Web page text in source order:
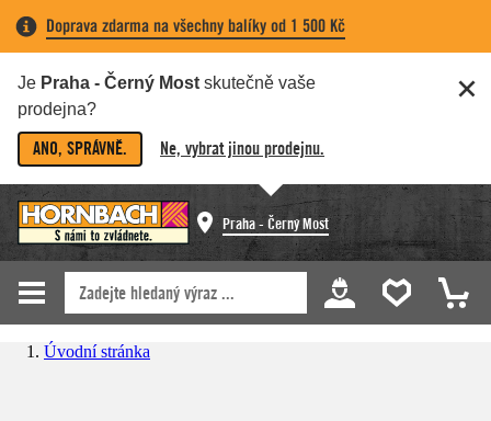
Doprava zdarma na všechny balíky od 1 500 Kč
Je Praha - Černý Most skutečně vaše
prodejna?
ANO, SPRÁVNĚ. Ne, vybrat jinou prodejnu.
Praha - Černý Most
Úvodní stránka